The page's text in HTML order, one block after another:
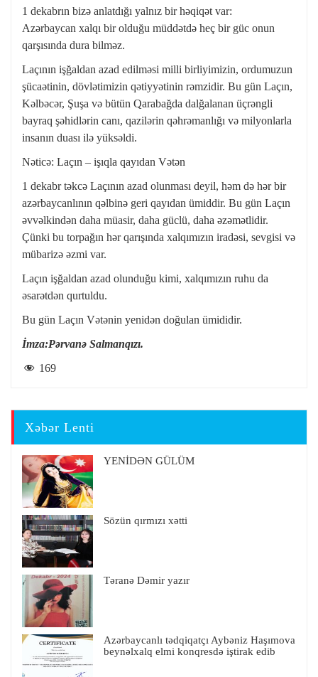
1 dekabrın bizə anlatdığı yalnız bir həqiqət var:
Azərbaycan xalqı bir olduğu müddətdə heç bir güc onun
qarşısında dura bilməz.
Laçının işğaldan azad edilməsi milli birliyimizin, ordumuzun
şücaətinin, dövlətimizin qətiyyətinin rəmzidir. Bu gün Laçın,
Kəlbəcər, Şuşa və bütün Qarabağda dalğalanan üçrəngli
bayraq şəhidlərin canı, qazilərin qəhrəmanlığı və milyonlarla
insanın duası ilə yüksəldi.
Nəticə: Laçın – işıqla qayıdan Vətən
1 dekabr təkcə Laçının azad olunması deyil, həm də hər bir
azərbaycanlının qəlbinə geri qayıdan ümiddir. Bu gün Laçın
əvvəlkindən daha müasir, daha güclü, daha əzəmətlidir.
Çünki bu torpağın hər qarışında xalqımızın iradəsi, sevgisi və
mübarizə əzmi var.
Laçın işğaldan azad olunduğu kimi, xalqımızın ruhu da
əsarətdən qurtuldu.
Bu gün Laçın Vətənin yenidən doğulan ümididir.
İmza:Pərvanə Salmanqızı.
169
Xəbər Lenti
YENİDƏN GÜLÜM
Sözün qırmızı xətti
Təranə Dəmir yazır
Azərbaycanlı tədqiqatçı Aybəniz Haşımova
beynəlxalq elmi konqresdə iştirak edib